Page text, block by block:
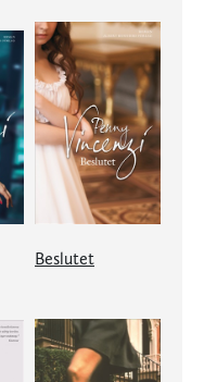
Beslutet